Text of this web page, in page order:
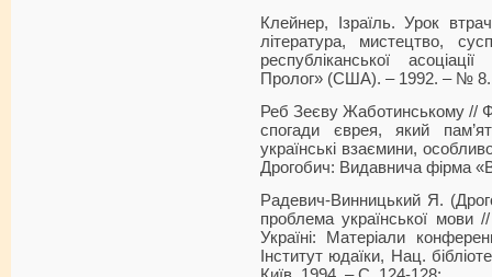
Клейнер, Ізраїль. Урок
література, мистецтво,
республіканської
Пролог» (США). – 1992. – №
Реб Зеєву Жаботинському //
спогади єврея, який
українські взаємини,
Дрогобич: Видавнича фірма
Радевич-Винницький Я.
проблема української мови
Україні: Матеріали
Інститут юдаїки, Нац.